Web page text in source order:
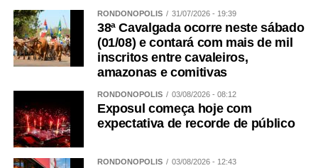
RONDONÓPOLIS 31/07/2026 - 19:39
38ª Cavalgada ocorre neste sábado
(01/08) e contará com mais de mil
inscritos entre cavaleiros,
amazonas e comitivas
RONDONÓPOLIS 03/08/2026 - 08:12
Exposul começa hoje com
expectativa de recorde de público
RONDONÓPOLIS 03/08/2026 - 12:43